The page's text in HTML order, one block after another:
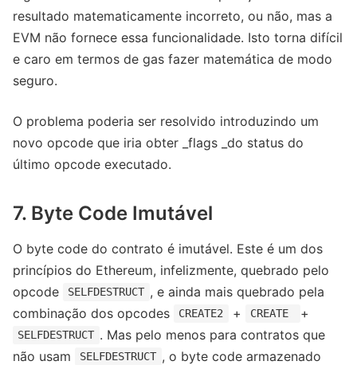
resultado matematicamente incorreto, ou não, mas a
EVM não fornece essa funcionalidade. Isto torna difícil
e caro em termos de gas fazer matemática de modo
seguro.
O problema poderia ser resolvido introduzindo um
novo opcode que iria obter _flags _do status do
último opcode executado.
7. Byte Code Imutável
O byte code do contrato é imutável. Este é um dos
princípios do Ethereum, infelizmente, quebrado pelo
opcode
SELFDESTRUCT , e ainda mais quebrado pela
combinação dos opcodes
CREATE2 + CREATE +
SELFDESTRUCT . Mas pelo menos para contratos que
não usam
SELFDESTRUCT , o byte code armazenado